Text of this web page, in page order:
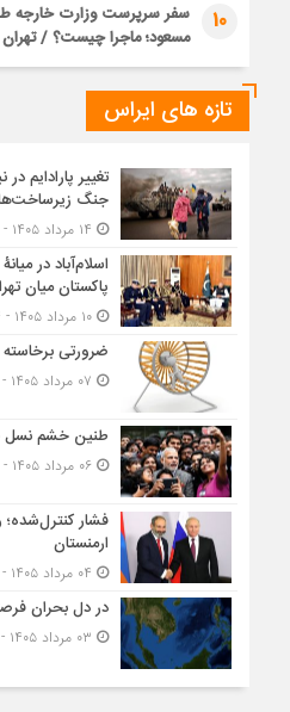
10
سفر سرپرست وزارت خارجه
مسعود؛ ماجرا چیست؟ /
تازه های ایراس
تغییر پارادایم در
جنگ
اسلام‌آباد در
پاکستان میان
۱۰ مرداد ۱۴۰۵ - ۱۱:۵۴
ضرورتی برخاسته
طنین خشم نسل
۰۶ مرداد ۱۴۰۵ - ۱۲:۴۲
فشار کنترل‌شده؛
ارمنستان
در دل بحران